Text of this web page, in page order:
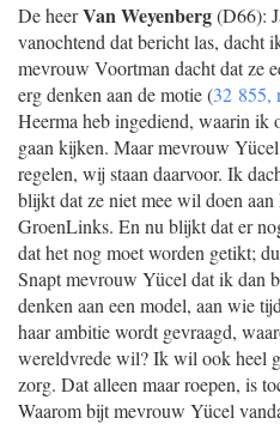
De heerVan Weyenberg(D66):
vanochtend dat bericht las, dacht
mevrouw Voortman dacht dat ze
erg denken aan de motie (32 855,
Heerma heb ingediend, waarin ik
gaan kijken. Maar mevrouw
regelen, wij staan daarvoor. Ik
blijkt dat ze niet mee wil doen
GroenLinks. En nu blijkt dat er
dat het nog moet worden getikt;
Snapt mevrouw Yücel dat ik dan
denken aan een model, aan wie
haar ambitie wordt gevraagd,
wereldvrede wil? Ik wil ook heel
zorg. Dat alleen maar roepen, is
Waarom bijt mevrouw Yücel